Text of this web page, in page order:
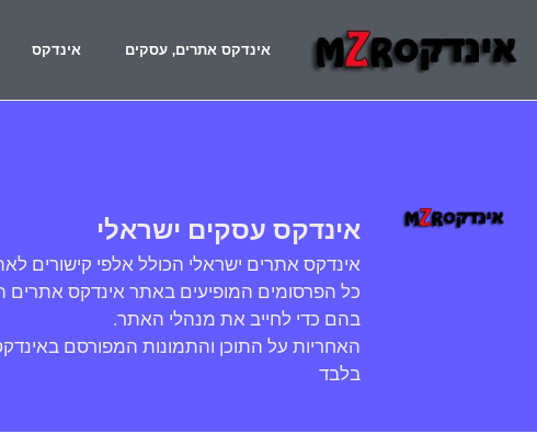
אינדקס אתרים, עסקים אינדקס
אינדקס עסקים ישראלי
אינדקס אתרים ישראלי הכולל אלפי קישורים
כל הפרסומים המופיעים באתר אינדקס אתרים
בהם כדי לחייב את מנהלי האתר.
האחריות על התוכן והתמונות המפורסם
בלבד